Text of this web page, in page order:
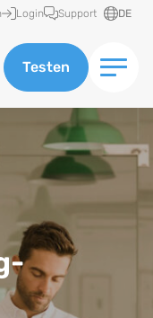
Login Support DE
Testen